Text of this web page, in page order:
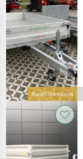
Macchina nuova